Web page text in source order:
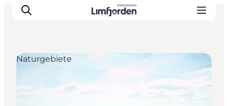
Naturgebiete